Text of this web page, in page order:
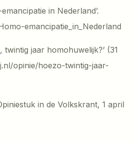
in Nederland’.
emancipatie_in_Nederland
jaar homohuwelijk?’ (31
opinie/hoezo-twintig-jaar-
in de Volkskrant, 1 april